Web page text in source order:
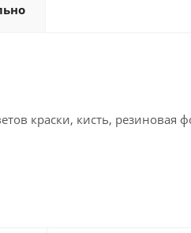
краски, кисть, резиновая